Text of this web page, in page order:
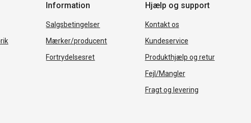
Information
Salgsbetingelser
Mærker/producent
Fortrydelsesret
Hjælp og support
Kontakt os
Kundeservice
Produkthjælp og retur
Fejl/Mangler
Fragt og levering